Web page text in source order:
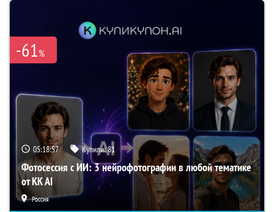
-61%
05:18:56 Купили:81
Фотосессия с ИИ: 3 нейрофотографии в любой тематике
от KK AI
Россия